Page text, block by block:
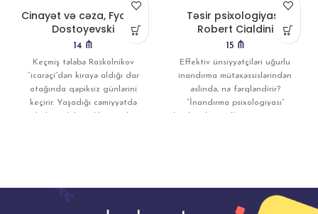
Cinayət və cəza, Fyodor
Dostoyevski
14 ₼
Keçmiş tələbə Raskolnikov
“icarəçi”dən kirayə aldığı dar
otağında qəpiksiz günlərini
keçirir. Yaşadığı cəmiyyətdə
Təsir psixologiyası,
Robert Cialdini
15 ₼
Effektiv ünsiyyətçiləri uğurlu
inandırma mütəxəssislərindən
əslində, nə fərqləndirir?
“İnandırma psixologiyası”